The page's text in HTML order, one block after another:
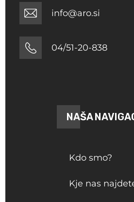
info@aro.si
04/51-20-838
NAŠA
Kdo smo?
Kje nas